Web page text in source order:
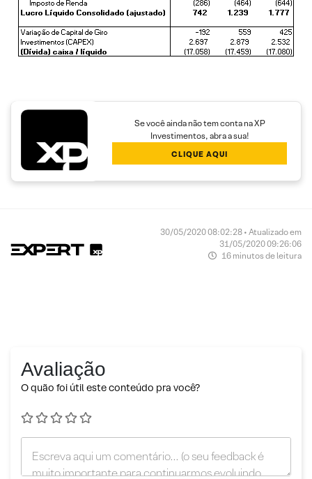
Se você ainda não tem conta na XP
Investimentos, abra a sua!
CLIQUE AQUI
30/05/2020 08:02:28 • Atualizado em
31/05/2020 09:26:06
16 minutos de leitura
Avaliação
O quão foi útil este conteúdo pra você?